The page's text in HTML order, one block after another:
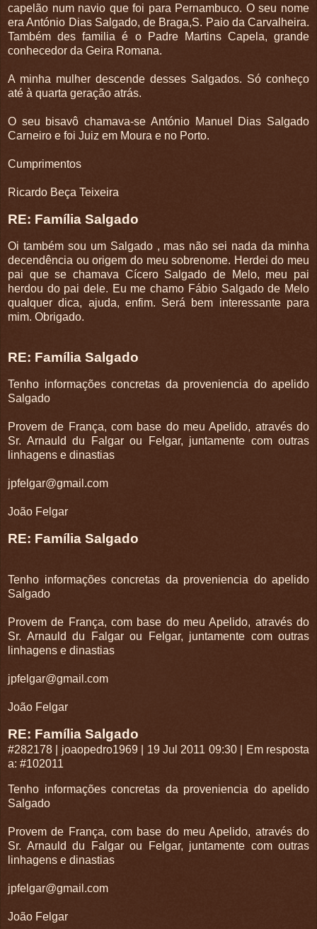
capelão num navio que foi para Pernambuco. O seu nome
era António Dias Salgado, de Braga,S. Paio da Carvalheira.
Também des familia é o Padre Martins Capela, grande
conhecedor da Geira Romana.
A minha mulher descende desses Salgados. Só conheço
até à quarta geração atrás.
O seu bisavô chamava-se António Manuel Dias Salgado
Carneiro e foi Juiz em Moura e no Porto.
Cumprimentos
Ricardo Beça Teixeira
RE: Família Salgado
Oi também sou um Salgado , mas não sei nada da minha
decendência ou origem do meu sobrenome. Herdei do meu
pai que se chamava Cícero Salgado de Melo, meu pai
herdou do pai dele. Eu me chamo Fábio Salgado de Melo
qualquer dica, ajuda, enfim. Será bem interessante para
mim. Obrigado.
RE: Família Salgado
Tenho informações concretas da proveniencia do apelido
Salgado
Provem de França, com base do meu Apelido, através do
Sr. Arnauld du Falgar ou Felgar, juntamente com outras
linhagens e dinastias
jpfelgar@gmail.com
João Felgar
RE: Família Salgado
Tenho informações concretas da proveniencia do apelido
Salgado
Provem de França, com base do meu Apelido, através do
Sr. Arnauld du Falgar ou Felgar, juntamente com outras
linhagens e dinastias
jpfelgar@gmail.com
João Felgar
RE: Família Salgado
#282178 joaopedro1969| 19 Jul 2011 09:30|
Em resposta
a: #102011
Tenho informações concretas da proveniencia do apelido
Salgado
Provem de França, com base do meu Apelido, através do
Sr. Arnauld du Falgar ou Felgar, juntamente com outras
linhagens e dinastias
jpfelgar@gmail.com
João Felgar